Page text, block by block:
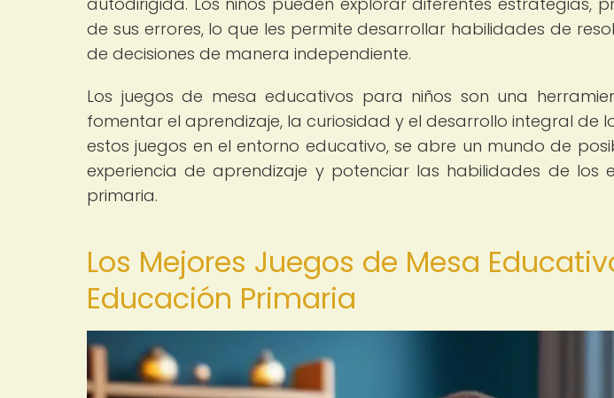
de sus errores, lo que les permite desarrollar habilidades de
de decisiones de manera independiente.
Los juegos de mesa educativos para niños son una
fomentar el aprendizaje, la curiosidad y el desarrollo integral de
estos juegos en el entorno educativo, se abre un mundo de
experiencia de aprendizaje y potenciar las habilidades de los
primaria.
Los Mejores Juegos de Mesa
Educación Primaria